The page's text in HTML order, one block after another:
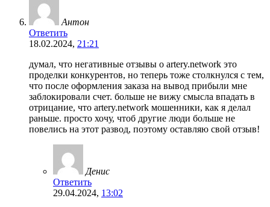
Антон
Ответить
18.02.2024, 21:21
думал, что негативные отзывы о artery.network это
проделки конкурентов, но теперь тоже столкнулся с тем,
что после оформления заказа на вывод прибыли мне
заблокировали счет. больше не вижу смысла впадать в
отрицание, что artery.network мошенники, как я делал
раньше. просто хочу, чтоб другие люди больше не
повелись на этот развод, поэтому оставляю свой отзыв!
Денис
Ответить
29.04.2024, 13:02